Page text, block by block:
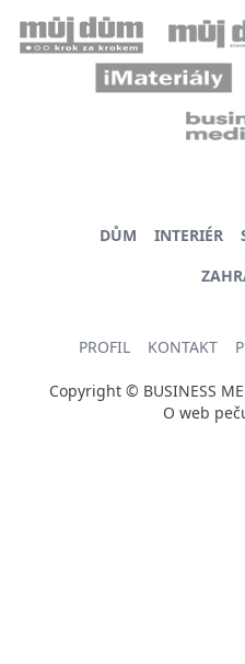
DŮM INTERIÉR
PROFIL KONTAKT
Copyright © BUSINESS